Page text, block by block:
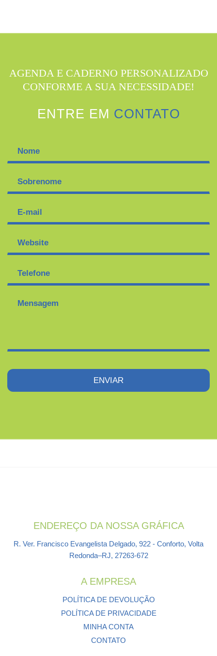
AGENDA E CADERNO PERSONALIZADO
CONFORME A SUA NECESSIDADE!
ENTRE EM CONTATO
mail *
ENDEREÇO DA NOSSA GRÁFICA
R. Ver. Francisco Evangelista Delgado, 922 - Conforto, Volta
Redonda–RJ, 27263-672
A EMPRESA
POLÍTICA DE DEVOLUÇÃO
POLÍTICA DE PRIVACIDADE
MINHA CONTA
CONTATO